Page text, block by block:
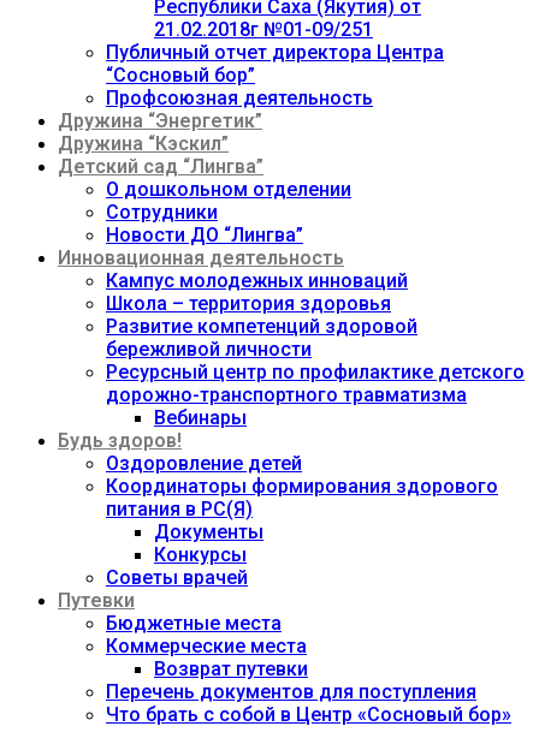
Республики Саха (Якутия) от
21.02.2018г №01-09/251
Публичный отчет директора Центра
“Сосновый бор”
Профсоюзная деятельность
Дружина “Энергетик”
Дружина “Кэскил”
Детский сад “Лингва”
О дошкольном отделении
Сотрудники
Новости ДО “Лингва”
Инновационная деятельность
Кампус молодежных инноваций
Школа – территория здоровья
Развитие компетенций здоровой
бережливой личности
Ресурсный центр по профилактике детского
дорожно-транспортного травматизма
Вебинары
Будь здоров!
Оздоровление детей
Координаторы формирования здорового
питания в РС(Я)
Документы
Конкурсы
Советы врачей
Путевки
Бюджетные места
Коммерческие места
Возврат путевки
Перечень документов для поступления
Что брать с собой в Центр «Сосновый бор»